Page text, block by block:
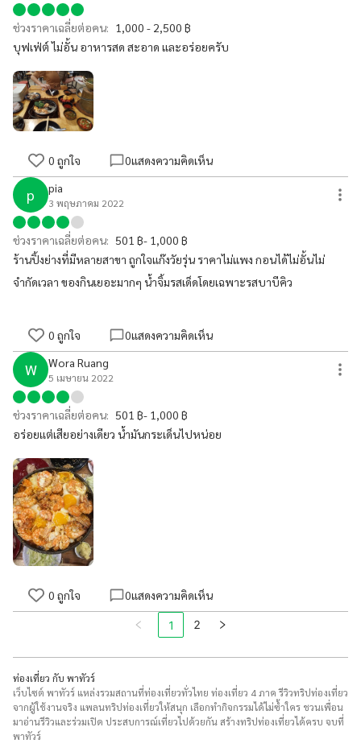
ช่วงราคาเฉลี่ยต่อคน: 1,000 - 2,500 ฿
บุฟเฟ่ต์ ไม่อั้น อาหารสด สะอาด และอร่อยครับ
0 ถูกใจ 0แสดงความคิดเห็น
p pia
3 พฤษภาคม 2022
ช่วงราคาเฉลี่ยต่อคน: 501 ฿- 1,000 ฿
ร้านปิ้งย่างที่มีหลายสาขา ถูกใจแก๊งวัยรุ่น ราคาไม่แพง กอนได้ไม่อั้นไม่
จำกัดเวลา ของกินเยอะมากๆ น้ำจิ้มรสเด็ดโดยเฉพาะรสบาบีคิว
0 ถูกใจ 0แสดงความคิดเห็น
W Wora Ruang
5 เมษายน 2022
ช่วงราคาเฉลี่ยต่อคน: 501 ฿- 1,000 ฿
อร่อยเเต่เสียอย่างเดียว น้ำมันกระเด็นไปหน่อย
0 ถูกใจ 0แสดงความคิดเห็น
1 2
ท่องเที่ยว กับ พาทัวร์
เว็บไซต์ พาทัวร์ แหล่งรวมสถานที่ท่องเที่ยวทั่วไทย ท่องเที่ยว 4 ภาค รีวิวทริปท่องเที่ยว
จากผู้ใช้งานจริง แพลนทริปท่องเที่ยวให้สนุก เลือกทำกิจกรรมได้ไม่ซ้ำใคร ชวนเพื่อน
มาอ่านรีวิวและร่วมเปิด ประสบการณ์เที่ยวไปด้วยกัน สร้างทริปท่องเที่ยวได้ครบ จบที่
พาทัวร์